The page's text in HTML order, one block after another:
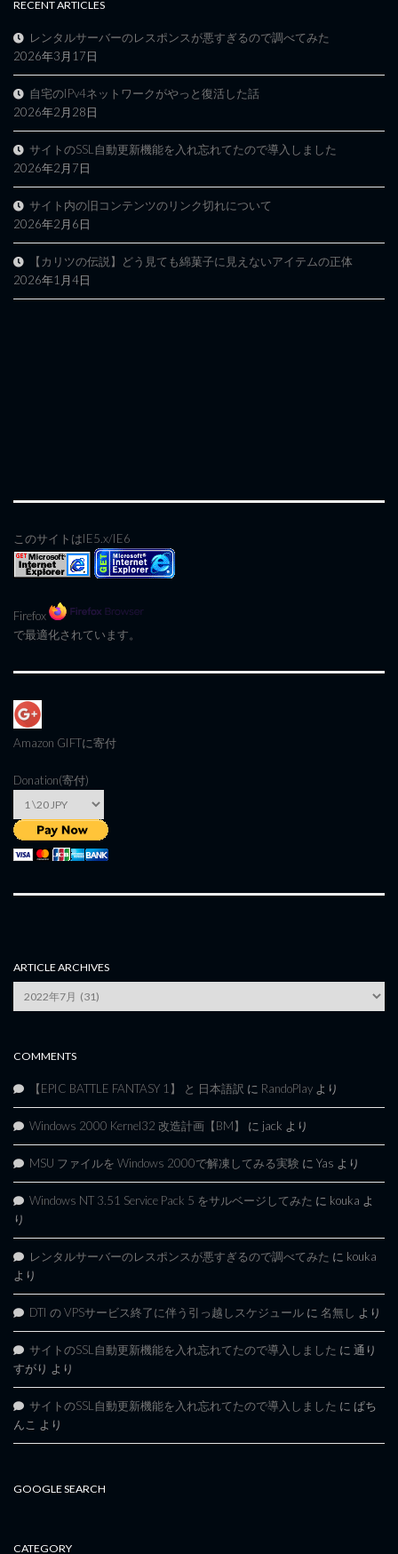
RECENT ARTICLES
レンタルサーバーのレスポンスが悪すぎるので調べてみた
2026年3月17日
自宅のIPv4ネットワークがやっと復活した話
2026年2月28日
サイトのSSL自動更新機能を入れ忘れてたので導入しました
2026年2月7日
サイト内の旧コンテンツのリンク切れについて
2026年2月6日
【カリツの伝説】どう見ても綿菓子に見えないアイテムの正体
2026年1月4日
このサイトはIE5.x/IE6
Firefox
で最適化されています。
Amazon GIFTに寄付
Donation(寄付)
ARTICLE ARCHIVES
Archives
COMMENTS
【EPIC BATTLE FANTASY 1】 と 日本語訳 に RandoPlay より
Windows 2000 Kernel32 改造計画【BM】 に jack より
MSU ファイルを Windows 2000で解凍してみる実験 に Yas より
Windows NT 3.51 Service Pack 5 をサルベージしてみた に kouka よ
り
レンタルサーバーのレスポンスが悪すぎるので調べてみた に kouka
より
DTI の VPSサービス終了に伴う引っ越しスケジュール に 名無し より
サイトのSSL自動更新機能を入れ忘れてたので導入しました に 通り
すがり より
サイトのSSL自動更新機能を入れ忘れてたので導入しました に ぱち
んこ より
GOOGLE SEARCH
CATEGORY